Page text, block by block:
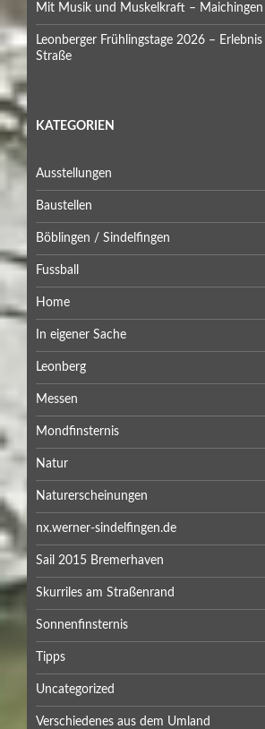
Mit Musik und Muskelkraft –
Leonberger Frühlingstage 2026 –
Straße
KATEGORIEN
Ausstellungen
Baustellen
Böblingen / Sindelfingen
Fussball
Home
In eigener Sache
Leonberg
Messen
Mondfinsternis
Natur
Naturerscheinungen
nx.werner-sindelfingen.de
Sail 2015 Bremerhaven
Skurriles am Straßenrand
Sonnenfinsternis
Tipps
Uncategorized
Verschiedenes aus dem Umland